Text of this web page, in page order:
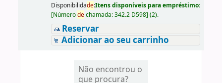
Disponibilidade:Itens disponíveis para empréstimo:
[Númerodechamada:342.2 D598] (2).
Reservar
Adicionar ao seu carrinho
Não encontrou o
que procura?